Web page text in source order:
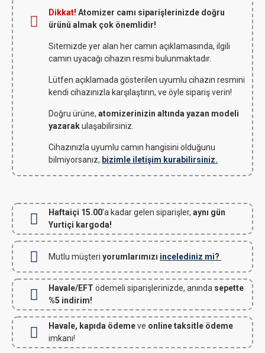
Dikkat! Atomizer camı siparişlerinizde doğru
ürünü almak çok önemlidir!
Sitemizde yer alan her camın açıklamasında, ilgili
camın uyacağı cihazın resmi bulunmaktadır.
Lütfen açıklamada gösterilen uyumlu cihazın resmini
kendi cihazınızla karşılaştırın, ve öyle sipariş verin!
Doğru ürüne, atomizerinizin altında yazan modeli
yazarakulaşabilirsiniz.
Cihazınızla uyumlu camın hangisini olduğunu
bilmiyorsanız, bizimle iletişim kurabilirsiniz.
Haftaiçi 15.00'a kadar gelen siparişler, aynı gün
Yurtiçi kargoda!
Mutlu müşteri yorumlarımızı incelediniz mi?
Havale/EFT ödemeli siparişlerinizde, anında sepette
%5 indirim!
Havale, kapıda ödemeve online taksitle ödeme
imkanı!